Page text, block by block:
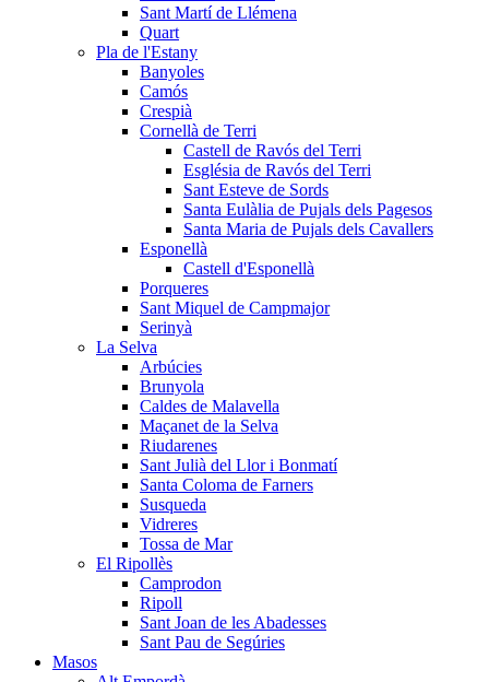
Sant Martí de Llémena
Quart
Pla de l'Estany
Banyoles
Camós
Crespià
Cornellà de Terri
Castell de Ravós del Terri
Església de Ravós del Terri
Sant Esteve de Sords
Santa Eulàlia de Pujals dels Pagesos
Santa Maria de Pujals dels Cavallers
Esponellà
Castell d'Esponellà
Porqueres
Sant Miquel de Campmajor
Serinyà
La Selva
Arbúcies
Brunyola
Caldes de Malavella
Maçanet de la Selva
Riudarenes
Sant Julià del Llor i Bonmatí
Santa Coloma de Farners
Susqueda
Vidreres
Tossa de Mar
El Ripollès
Camprodon
Ripoll
Sant Joan de les Abadesses
Sant Pau de Segúries
Masos